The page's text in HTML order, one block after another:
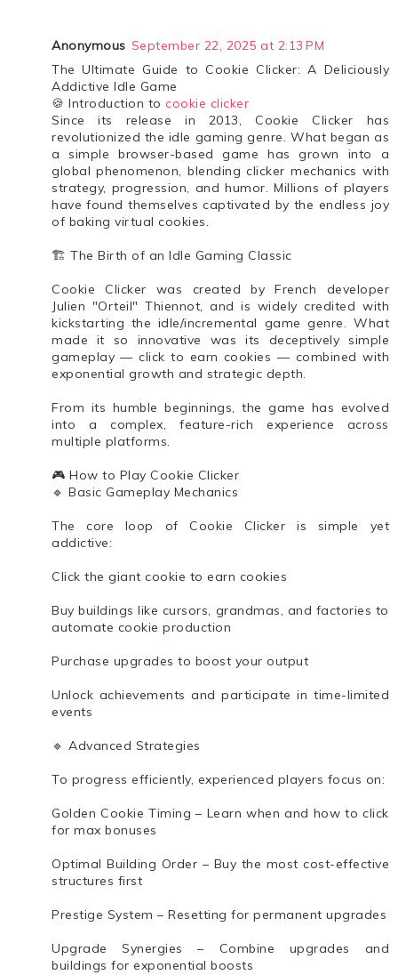
Anonymous September 22, 2025 at 2:13 PM
The Ultimate Guide to Cookie Clicker: A Deliciously
Addictive Idle Game
🍪 Introduction to cookie clicker
Since its release in 2013, Cookie Clicker has
revolutionized the idle gaming genre. What began as
a simple browser-based game has grown into a
global phenomenon, blending clicker mechanics with
strategy, progression, and humor. Millions of players
have found themselves captivated by the endless joy
of baking virtual cookies.
🏗️ The Birth of an Idle Gaming Classic
Cookie Clicker was created by French developer
Julien "Orteil" Thiennot, and is widely credited with
kickstarting the idle/incremental game genre. What
made it so innovative was its deceptively simple
gameplay — click to earn cookies — combined with
exponential growth and strategic depth.
From its humble beginnings, the game has evolved
into a complex, feature-rich experience across
multiple platforms.
🎮 How to Play Cookie Clicker
🔹 Basic Gameplay Mechanics
The core loop of Cookie Clicker is simple yet
addictive:
Click the giant cookie to earn cookies
Buy buildings like cursors, grandmas, and factories to
automate cookie production
Purchase upgrades to boost your output
Unlock achievements and participate in time-limited
events
🔹 Advanced Strategies
To progress efficiently, experienced players focus on:
Golden Cookie Timing – Learn when and how to click
for max bonuses
Optimal Building Order – Buy the most cost-effective
structures first
Prestige System – Resetting for permanent upgrades
Upgrade Synergies – Combine upgrades and
buildings for exponential boosts